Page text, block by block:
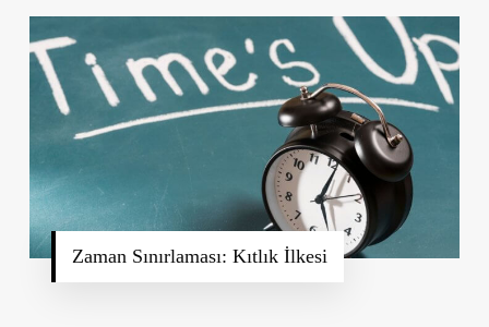
Zaman Sınırlaması: Kıtlık İlkesi